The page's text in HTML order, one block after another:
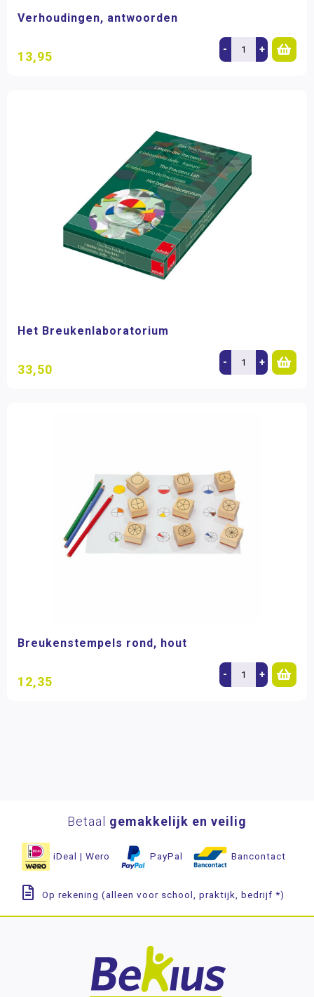
Verhoudingen, antwoorden
13,95 - +
Het Breukenlaboratorium
33,50 - +
Breukenstempels rond, hout
12,35 - +
Betaal gemakkelijk en veilig
iDeal | Wero PayPal Bancontact
Op rekening (alleen voor school, praktijk, bedrijf *)